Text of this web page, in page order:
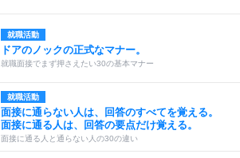
就職活動
ドアのノックの正式なマナー。
就職面接でまず押さえたい30の基本マナー
就職活動
面接に通らない人は、回答のすべてを覚える。
面接に通る人は、回答の要点だけ覚える。
面接に通る人と通らない人の30の違い